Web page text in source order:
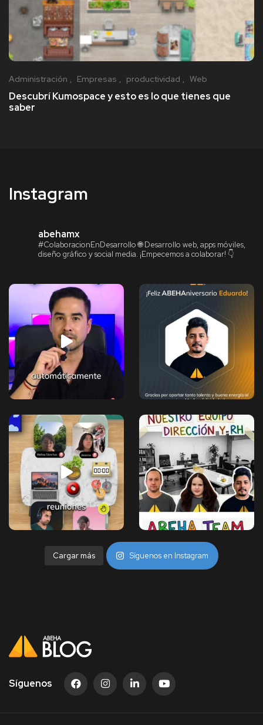
Administración Empresas productividad Web
Descubrí Kumospace y esto es lo que tienes que
saber
Instagram
abehamx
#ColaboracionEnDesarrollo🌐 Desarrollo web, apps móviles,
diseño gráfico y social media. ¡Empecemos a colaborar! 👇
Cargar más Síguenos en Instagram
Síguenos